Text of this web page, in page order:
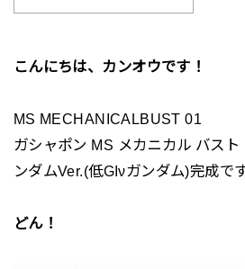
こんにちは、カンオウです！
MS MECHANICALBUST 01
ガシャポン MS メカニカル バス
ンダムVer.(低GIνガンダム)完成です
どん！